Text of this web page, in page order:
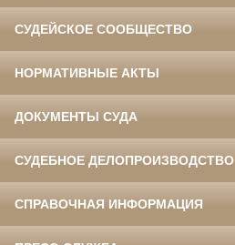
СУДЕЙСКОЕ СООБЩЕСТВО
НОРМАТИВНЫЕ АКТЫ
ДОКУМЕНТЫ СУДА
СУДЕБНОЕ ДЕЛОПРОИЗВОДСТВО
СПРАВОЧНАЯ ИНФОРМАЦИЯ